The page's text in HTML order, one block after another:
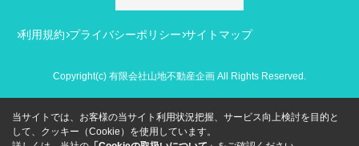
利用規約 プライバシーポリシー サイトマップ
Copyright(c) 有限会社山地不動産企画 All Rights Reserved.
当サイトでは、お客様の当サイト利用状況把握、サービス向上検討を目的と
して、クッキー（Cookie）を使用しています。